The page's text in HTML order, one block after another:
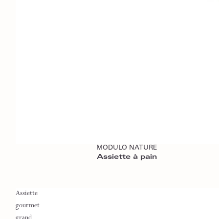
MODULO NATURE
Assiette à pain
Assiette
gourmet